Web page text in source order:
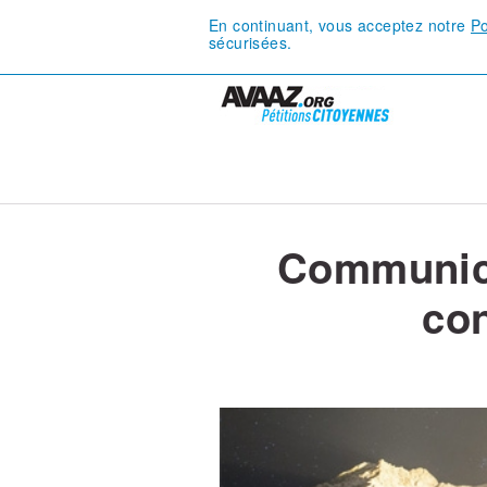
En continuant, vous acceptez notre
sécurisées.